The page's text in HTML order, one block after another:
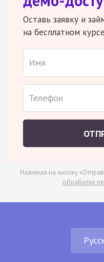
Оставь заявку и
на бесплатном
Нажимая на кнопку
обработке